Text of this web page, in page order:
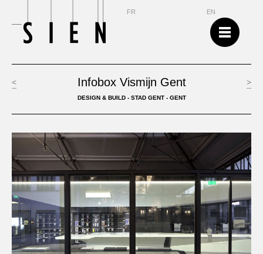
FR EN
Infobox Vismijn Gent
DESIGN & BUILD - STAD GENT - GENT
< >